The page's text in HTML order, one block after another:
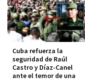
Cuba refuerza la
seguridad de Raúl
Castro y Díaz-Canel
ante el temor de una